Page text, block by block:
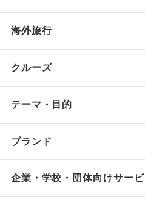
海外旅行
クルーズ
テーマ・目的
ブランド
企業・学校・団体向けサー